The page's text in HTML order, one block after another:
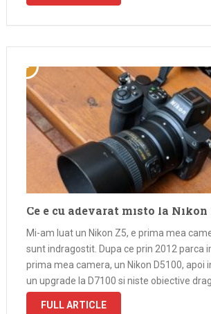
Ce e cu adevarat misto la Nikon
Mi-am luat un Nikon Z5, e prima mea
sunt indragostit. Dupa ce prin 2012 parca
prima mea camera, un Nikon D5100, apoi
un upgrade la D7100 si niste obiective
AF 70-200mm f/2.8 DI LD …
FULL ARTICLE